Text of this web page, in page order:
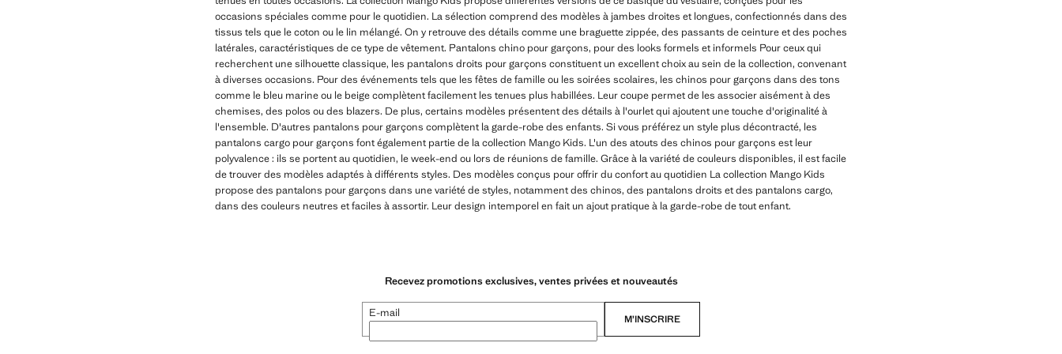
occasions spéciales comme pour le quotidien. La sélection comprend des modèles à jambes droites et longues, confectionnés dans des
tissus tels que le coton ou le lin mélangé. On y retrouve des détails comme une braguette zippée, des passants de ceinture et des poches
latérales, caractéristiques de ce type de vêtement. Pantalons chino pour garçons, pour des looks formels et informels Pour ceux qui
recherchent une silhouette classique, les pantalons droits pour garçons constituent un excellent choix au sein de la collection, convenant
à diverses occasions. Pour des événements tels que les fêtes de famille ou les soirées scolaires, les chinos pour garçons dans des tons
comme le bleu marine ou le beige complètent facilement les tenues plus habillées. Leur coupe permet de les associer aisément à des
chemises, des polos ou des blazers. De plus, certains modèles présentent des détails à l'ourlet qui ajoutent une touche d'originalité à
l'ensemble. D'autres pantalons pour garçons complètent la garde-robe des enfants. Si vous préférez un style plus décontracté, les
pantalons cargo pour garçons font également partie de la collection Mango Kids. L'un des atouts des chinos pour garçons est leur
polyvalence : ils se portent au quotidien, le week-end ou lors de réunions de famille. Grâce à la variété de couleurs disponibles, il est facile
de trouver des modèles adaptés à différents styles. Des modèles conçus pour offrir du confort au quotidien La collection Mango Kids
propose des pantalons pour garçons dans une variété de styles, notamment des chinos, des pantalons droits et des pantalons cargo,
dans des couleurs neutres et faciles à assortir. Leur design intemporel en fait un ajout pratique à la garde-robe de tout enfant.
Recevez promotions exclusives, ventes privées et nouveautés
E-mail M’INSCRIRE